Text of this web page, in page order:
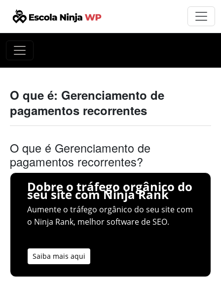
O que é: Gerenciamento de
pagamentos recorrentes
O que é Gerenciamento de
pagamentos recorrentes?
Dobre o tráfego orgânico do
seu site com Ninja Rank
Aumente o tráfego orgânico do seu site com
o Ninja Rank, melhor software de SEO.
Saiba mais aqui